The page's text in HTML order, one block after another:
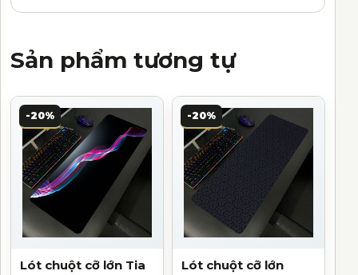
Sản phẩm tương tự
-20%
Lót chuột cỡ lớn Tia
-20%
Lót chuột cỡ lớn